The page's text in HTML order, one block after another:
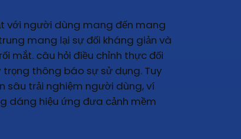
với người dùng mang đến mang
mang lại sự đối kháng giản và
mắt. câu hỏi điều chỉnh thực đối
thông báo sự sử dụng. Tuy
sâu trải nghiệm người dùng, ví
dáng hiệu ứng đưa cảnh mềm